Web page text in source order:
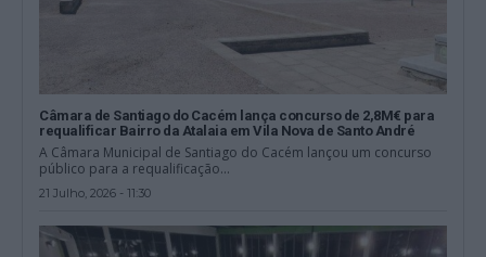
Câmara de Santiago do Cacém lança concurso de 2,8M€ para
requalificar Bairro da Atalaia em Vila Nova de Santo André
A Câmara Municipal de Santiago do Cacém lançou um concurso
público para a requalificação...
21 Julho, 2026 - 11:30